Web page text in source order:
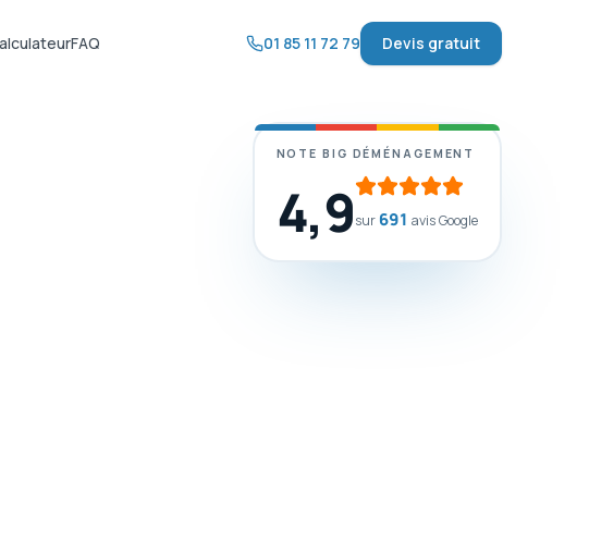
FAQ 01 85 11 72 79 Devis gratuit
NOTE BIG DÉMÉNAGEMENT
4,9sur691 avis Google